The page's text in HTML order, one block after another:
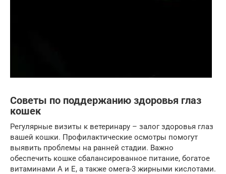
Советы по поддержанию здоровья глаз
кошек
Регулярные визиты к ветеринару – залог здоровья глаз
вашей кошки. Профилактические осмотры помогут
выявить проблемы на ранней стадии. Важно
обеспечить кошке сбалансированное питание, богатое
витаминами A и E, а также омега-3 жирными кислотами.